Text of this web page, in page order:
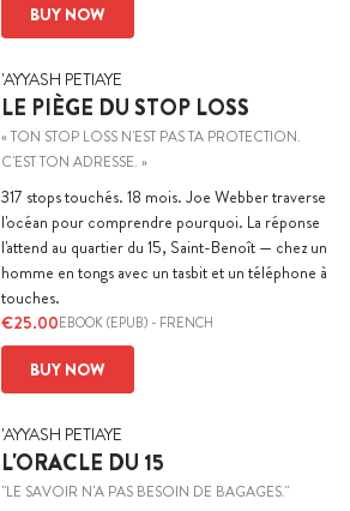
BUY NOW
'AYYASH PETIAYE
LE PIÈGE DU STOP LOSS
« TON STOP LOSS N'EST PAS TA PROTECTION.
C'EST TON ADRESSE. »
317 stops touchés. 18 mois. Joe Webber traverse
l'océan pour comprendre pourquoi. La réponse
l'attend au quartier du 15, Saint-Benoît — chez un
homme en tongs avec un tasbit et un téléphone à
touches.
€25.00EBOOK (EPUB) - FRENCH
BUY NOW
'AYYASH PETIAYE
L'ORACLE DU 15
"LE SAVOIR N'A PAS BESOIN DE BAGAGES."